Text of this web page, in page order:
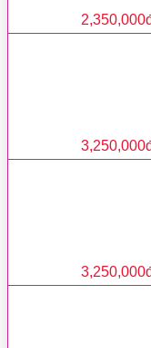
2,350,000
3,250,000
3,250,000